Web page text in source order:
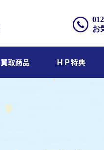
お
買取商品 ＨＰ特典